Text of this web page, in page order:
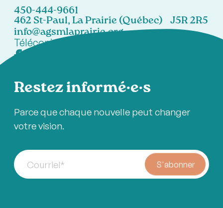
450-444-9661
462 St-Paul, La Prairie (Québec) J5R 2R5
info@agsmlaprairie.org
Télécopieur:
Restez informé·e·s
Parce que chaque nouvelle peut changer
votre vision.
Courriel* S'abonner